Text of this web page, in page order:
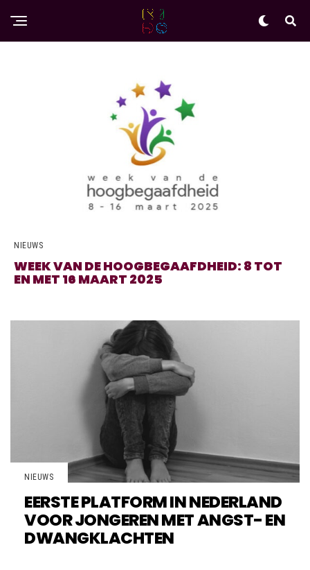
NIEUWS
WEEK VAN DE HOOGBEGAAFDHEID: 8 TOT
EN MET 16 MAART 2025
NIEUWS
EERSTE PLATFORM IN NEDERLAND
VOOR JONGEREN MET ANGST- EN
DWANGKLACHTEN